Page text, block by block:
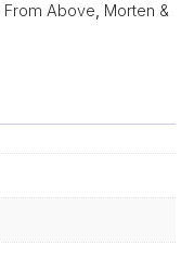
From Above Morten &